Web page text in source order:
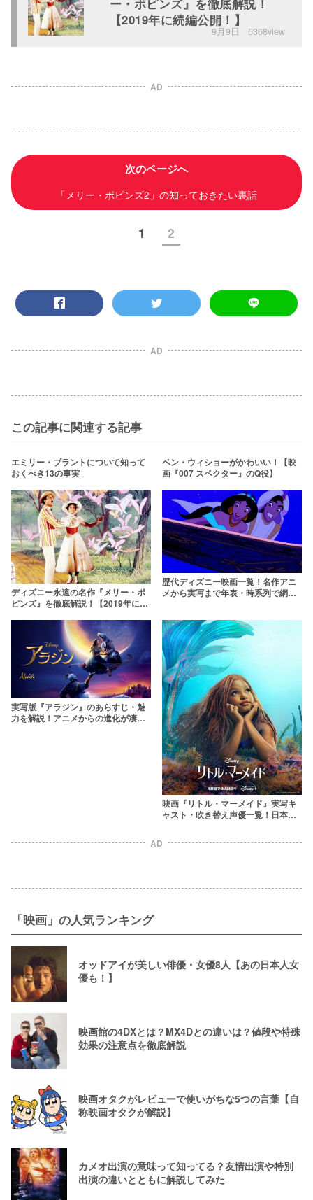
ー・ポピンズ』を徹底解説！
【2019年に続編公開！】
9月9日 5368view
AD
次のページへ
「メリー・ポピンズ2」の知っておきたい裏話
1 2
AD
この記事に関連する記事
エミリー・ブラントについて知って
おくべき13の事実
ベン・ウィショーがかわいい！【映
画『007 スペクター』のQ役】
ディズニー永遠の名作『メリー・ポ
ピンズ』を徹底解説！【2019年に続
歴代ディズニー映画一覧！名作アニ
メから実写まで年表・時系列で網羅
実写版『アラジン』のあらすじ・魅
力を解説！アニメからの進化が凄
映画『リトル・マーメイド』実写キ
ャスト・吹き替え声優一覧！日本語
AD
「映画」の人気ランキング
オッドアイが美しい俳優・女優8人【あの日本人女
優も！】
映画館の4DXとは？MX4Dとの違いは？値段や特殊
効果の注意点を徹底解説
映画オタクがレビューで使いがちな5つの言葉【自
称映画オタクが解説】
カメオ出演の意味って知ってる？友情出演や特別
出演の違いとともに解説してみた